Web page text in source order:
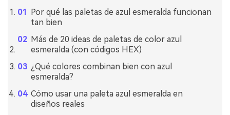
Por qué las paletas de azul esmeralda funcionan
tan bien
Más de 20 ideas de paletas de color azul
esmeralda (con códigos HEX)
¿Qué colores combinan bien con azul
esmeralda?
Cómo usar una paleta azul esmeralda en
diseños reales